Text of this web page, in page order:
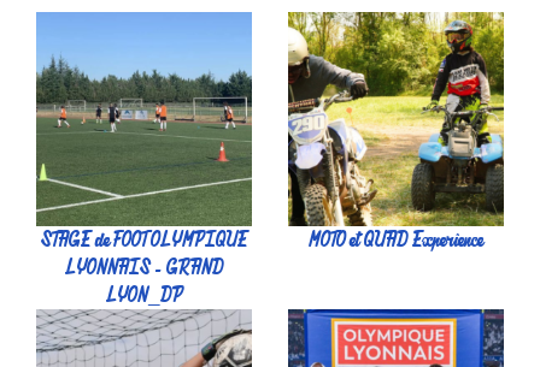
STAGE de FOOT OLYMPIQUE
LYONNAIS - GRAND
LYON_DP
MOTO et QUAD Experience